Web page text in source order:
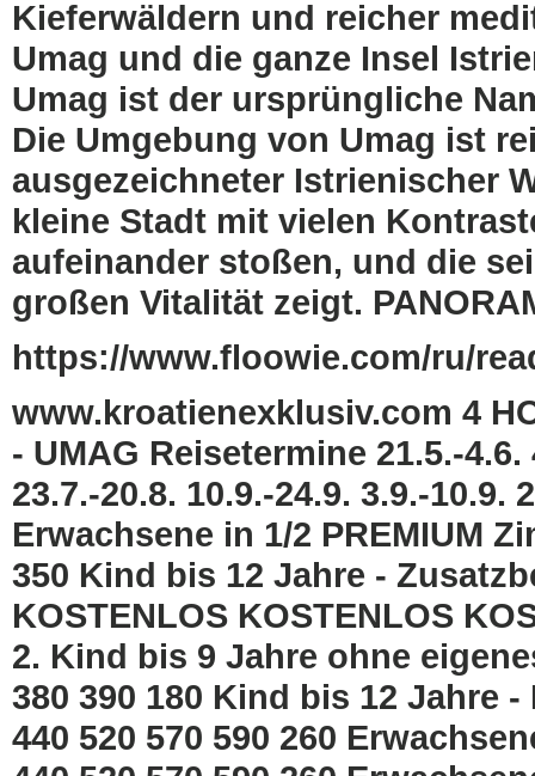
Kieferwäldern und reicher
Umag und die ganze Insel
Umag ist der ursprüngliche
Die Umgebung von Umag ist
ausgezeichneter Istrienischer
kleine Stadt mit vielen
aufeinander stoßen, und die
großen Vitalität zeigt.
https://www.floowie.com/ru/
www.kroatienexklusiv.com 4
- UMAG Reisetermine 21.5.-4.6.
23.7.-20.8. 10.9.-24.9. 3.9.-10.9.
Erwachsene in 1/2 PREMIUM
350 Kind bis 12 Jahre -
KOSTENLOS KOSTENLOS
2. Kind bis 9 Jahre ohne
380 390 180 Kind bis 12 Jahre
440 520 570 590 260